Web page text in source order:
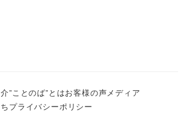
”ことのば”とはお客様の声メディア
プライバシーポリシー